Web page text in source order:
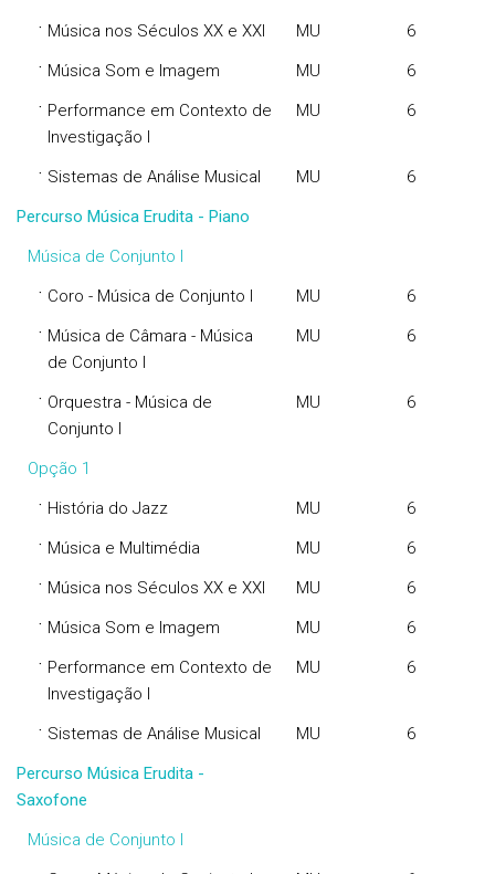
· Música nos Séculos XX e XXI MU 6
· Música Som e Imagem MU 6
· Performance em Contexto de
Investigação I
MU 6
· Sistemas de Análise Musical MU
6
Percurso Música Erudita - Piano
Música de Conjunto I
· Coro - Música de Conjunto I MU 6
· Música de Câmara - Música
de Conjunto I
MU 6
· Orquestra - Música de
Conjunto I
MU 6
Opção 1
· História do Jazz MU 6
· Música e Multimédia MU 6
· Música nos Séculos XX e XXI MU 6
· Música Som e Imagem MU 6
· Performance em Contexto de
Investigação I
MU 6
· Sistemas de Análise Musical MU
6
Percurso Música Erudita -
Saxofone
Música de Conjunto I